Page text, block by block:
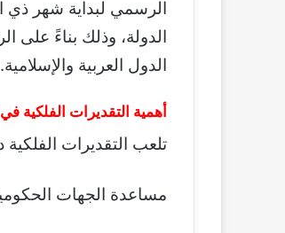
الرسمي لبداية شهر
الدولة، وذلك بناءً على
الدول العربية والإسلامية.
أهمية التقديرات الفلكية
تلعب التقديرات
مساعدة الجهات